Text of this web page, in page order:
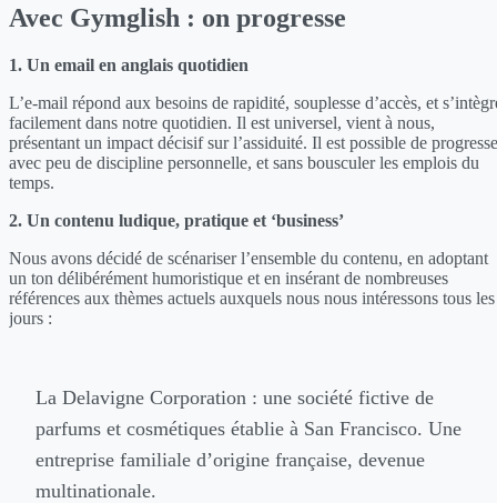
Avec Gymglish : on progresse
1. Un email en anglais quotidien
L’e-mail répond aux besoins de rapidité, souplesse d’accès, et
facilement dans notre quotidien. Il est universel, vient à nous,
présentant un impact décisif sur l’assiduité. Il est possible de
avec peu de discipline personnelle, et sans bousculer les emplois du
temps.
2. Un contenu ludique, pratique et ‘business’
Nous avons décidé de scénariser l’ensemble du contenu, en adoptant
un ton délibérément humoristique et en insérant de nombreuses
références aux thèmes actuels auxquels nous nous intéressons tous les
jours :
La Delavigne Corporation : une société fictive de
parfums et cosmétiques établie à San Francisco. Une
entreprise familiale d’origine française, devenue
multinationale.